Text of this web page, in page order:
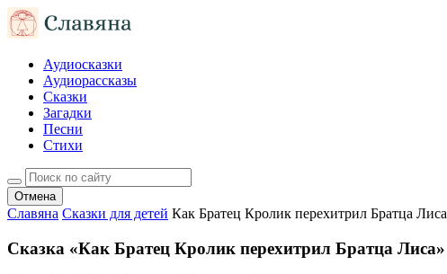
Аудиосказки
Аудиорассказы
Сказки
Загадки
Песни
Стихи
Отмена
Славяна Сказки для детей Как Братец Кролик перехитрил Братца Лиса
Сказка «Как Братец Кролик перехитрил Братца Лиса»